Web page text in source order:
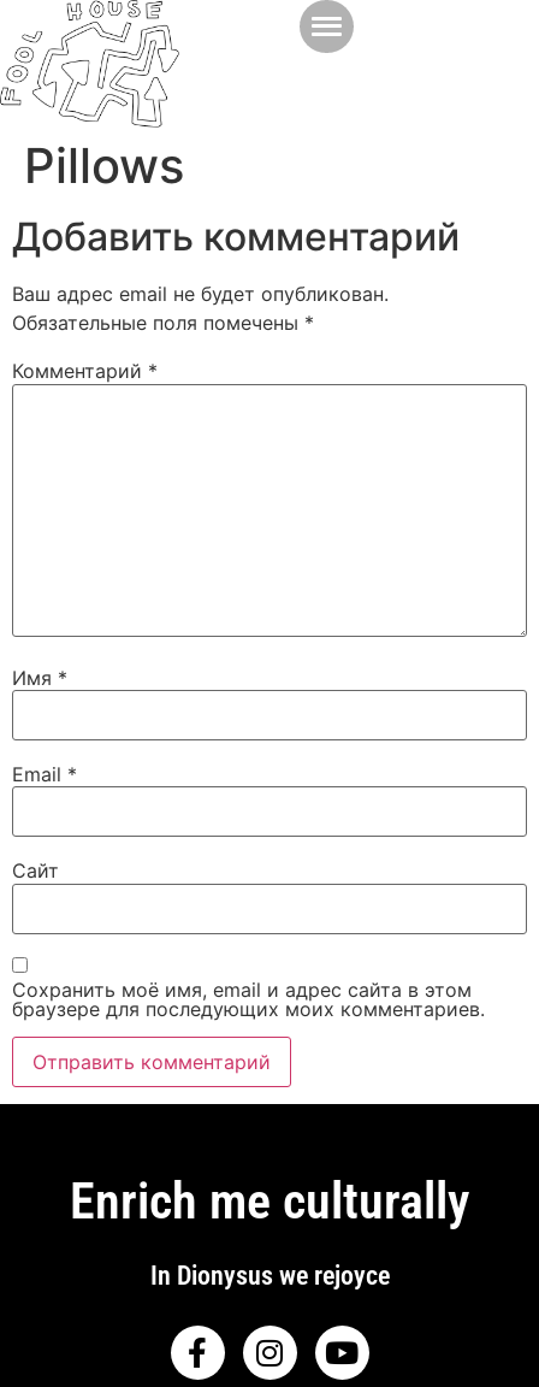
Pillows
Добавить комментарий
Ваш адрес email не будет опубликован.
Обязательные поля помечены *
Комментарий *
Имя *
Email *
Сайт
Сохранить моё имя, email и адрес сайта в этом
браузере для последующих моих комментариев.
Enrich me culturally
In Dionysus we rejoyce